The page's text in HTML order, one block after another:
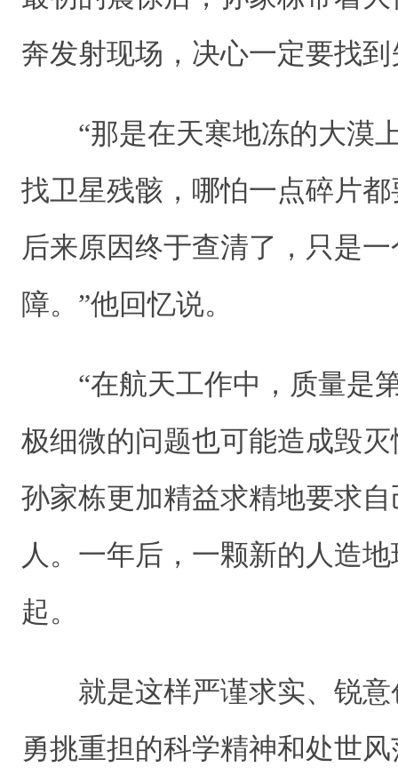
奔发射现场，决心一定要找
“那是在天寒地冻的大漠
找卫星残骸，哪怕一点碎片
后来原因终于查清了，只是
障。”他回忆说。
“在航天工作中，质量是
极细微的问题也可能造成毁
孙家栋更加精益求精地要求
人。一年后，一颗新的人造
起。
就是这样严谨求实、锐意
勇挑重担的科学精神和处世